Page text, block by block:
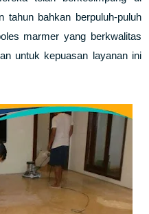
tahun bahkan berpuluh-puluh
marmer yang berkwalitas
untuk kepuasan layanan ini